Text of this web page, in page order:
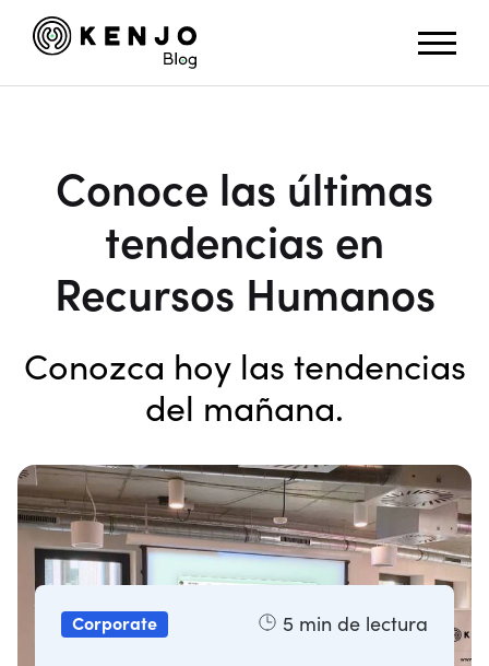
Conoce las últimas
tendencias en
Recursos Humanos
Conozca hoy las tendencias
del mañana.
Corporate 5 min de lectura